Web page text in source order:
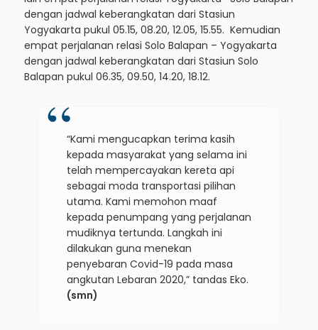
dengan jadwal keberangkatan dari Stasiun
Yogyakarta pukul 05.15, 08.20, 12.05, 15.55. Kemudian
empat perjalanan relasi Solo Balapan – Yogyakarta
dengan jadwal keberangkatan dari Stasiun Solo
Balapan pukul 06.35, 09.50, 14.20, 18.12.
“Kami mengucapkan terima kasih
kepada masyarakat yang selama ini
telah mempercayakan kereta api
sebagai moda transportasi pilihan
utama. Kami memohon maaf
kepada penumpang yang perjalanan
mudiknya tertunda. Langkah ini
dilakukan guna menekan
penyebaran Covid-19 pada masa
angkutan Lebaran 2020,” tandas Eko.
(smn)